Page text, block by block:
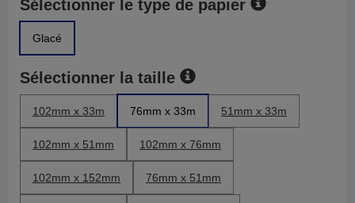
Sélectionner le type de papier
Glacé
Sélectionner la taille
102mm x 33m 76mm x 33m 51mm x 33m
102mm x 51mm 102mm x 76mm
102mm x 152mm 76mm x 51mm